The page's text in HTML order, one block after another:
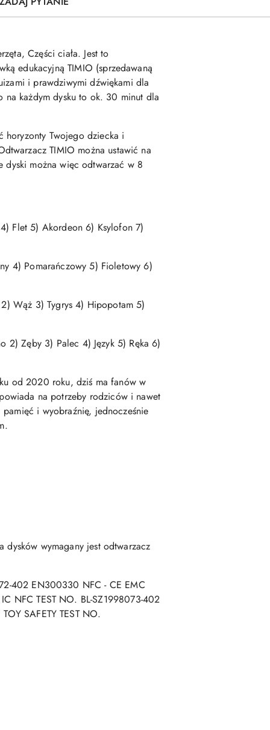
Części ciała. Jest to
edukacyjną TIMIO (sprzedawaną
i prawdziwymi dźwiękami dla
na każdym dysku to ok. 30 minut dla
horyzonty Twojego dziecka i
TIMIO można ustawić na
dyski można więc odtwarzać w 8
Flet 5) Akordeon 6) Ksylofon 7)
4) Pomarańczowy 5) Fioletowy 6)
Wąż 3) Tygrys 4) Hipopotam 5)
2) Zęby 3) Palec 4) Język 5) Ręka 6)
od 2020 roku, dziś ma fanów w
na potrzeby rodziców i nawet
i wyobraźnię, jednocześnie
wymagany jest odtwarzacz
402 EN300330 NFC - CE EMC
NFC TEST NO. BL-SZ1998073-402
SAFETY TEST NO.